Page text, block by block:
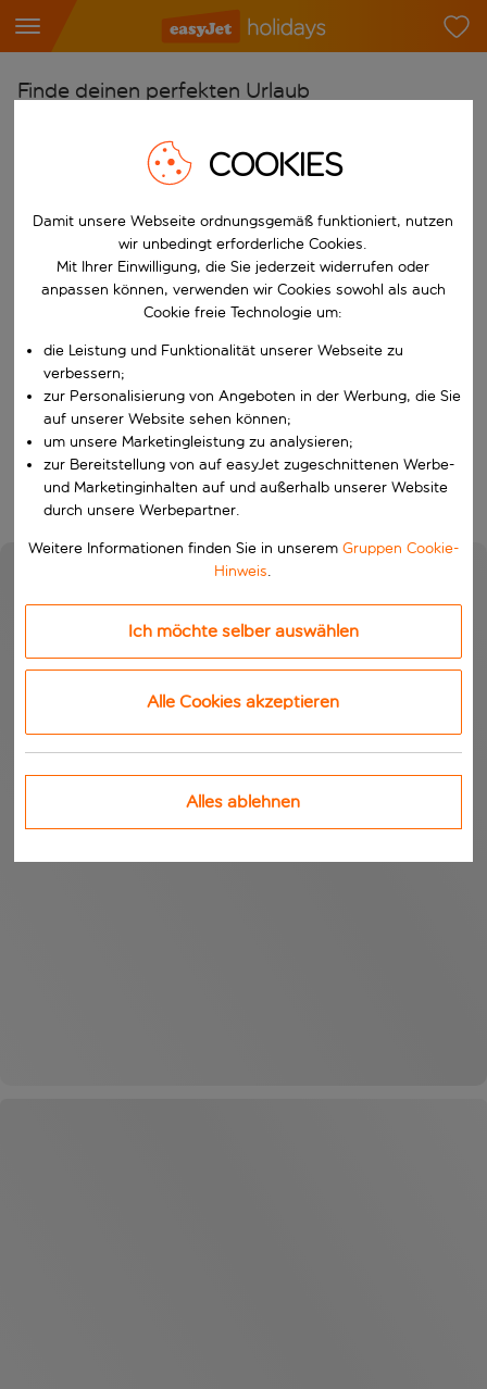
Finde deinen perfekten Urlaub
Flughafen wählen
Beginne mit der Eingabe für die automatische
Reiseziel wählen
Nach
Wähle ein Ab- und Rückflugdatum aus.
Reisezeitraum wählen
Wann
Wer
Suchen
COOKIES
Damit unsere Webseite ordnungsgemäß funktioniert, nutzen
wir unbedingt erforderliche Cookies.
Mit Ihrer Einwilligung, die Sie jederzeit widerrufen oder
anpassen können, verwenden wir Cookies sowohl als auch
Cookie freie Technologie um:
die Leistung und Funktionalität unserer Webseite zu
verbessern;
zur Personalisierung von Angeboten in der Werbung, die Sie
auf unserer Website sehen können;
um unsere Marketingleistung zu analysieren;
zur Bereitstellung von auf easyJet zugeschnittenen Werbe-
und Marketinginhalten auf und außerhalb unserer Website
durch unsere Werbepartner.
Weitere Informationen finden Sie in unserem Gruppen Cookie-
Hinweis.
Ich möchte selber auswählen
Alle Cookies akzeptieren
Alles ablehnen